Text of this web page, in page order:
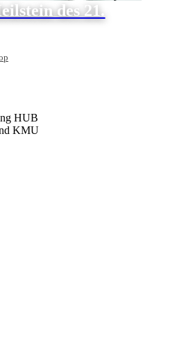
des 21.
HUB
KMU